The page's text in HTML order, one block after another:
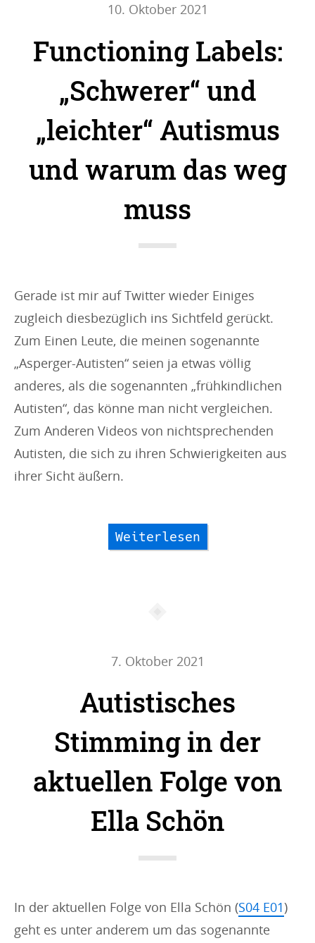
10. Oktober 2021
Functioning Labels:
„Schwerer“ und
„leichter“ Autismus
und warum das weg
muss
Gerade ist mir auf Twitter wieder Einiges
zugleich diesbezüglich ins Sichtfeld gerückt.
Zum Einen Leute, die meinen sogenannte
„Asperger-Autisten“ seien ja etwas völlig
anderes, als die sogenannten „frühkindlichen
Autisten“, das könne man nicht vergleichen.
Zum Anderen Videos von nichtsprechenden
Autisten, die sich zu ihren Schwierigkeiten aus
ihrer Sicht äußern.
Weiterlesen
7. Oktober 2021
Autistisches
Stimming in der
aktuellen Folge von
Ella Schön
In der aktuellen Folge von Ella Schön (S04 E01)
geht es unter anderem um das sogenannte